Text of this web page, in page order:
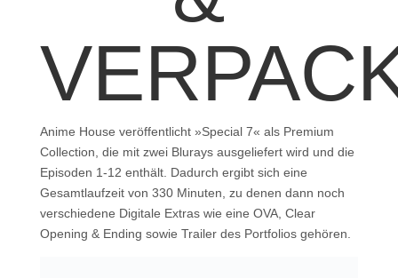
Anime House veröffentlicht »Special 7« als Premium
Collection, die mit zwei Blurays ausgeliefert wird und die
Episoden 1-12 enthält. Dadurch ergibt sich eine
Gesamtlaufzeit von 330 Minuten, zu denen dann noch
verschiedene Digitale Extras wie eine OVA, Clear
Opening & Ending sowie Trailer des Portfolios gehören.